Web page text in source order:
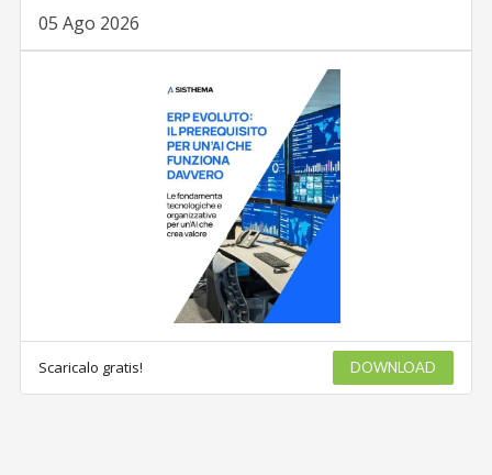
05 Ago 2026
Scaricalo gratis! DOWNLOAD